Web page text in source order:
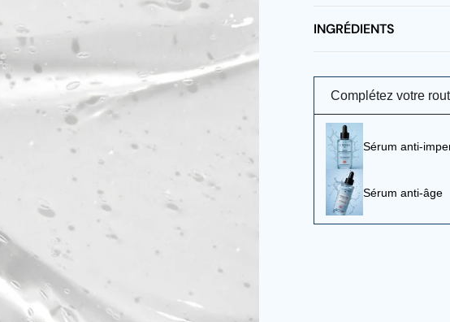
INGRÉDIENTS
Complétez votre
Sérum anti-
Sérum anti-âge